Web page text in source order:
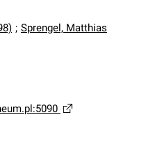
; Sprengel, Matthias